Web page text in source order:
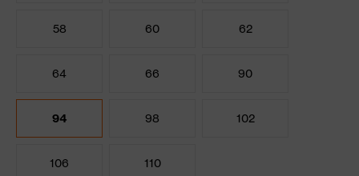
58 60 62
64 66 90
94 98 102
106 110